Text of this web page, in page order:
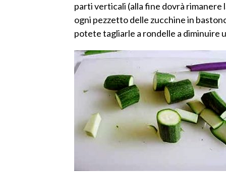
parti verticali (alla fine dovrà rimanere
ogni pezzetto delle zucchine in
potete tagliarle a rondelle a diminuire